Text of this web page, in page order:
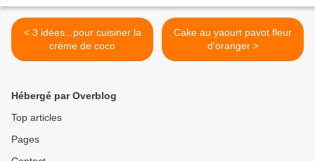
< 3 idées...pour cuisiner la
crème de coco
Cake au yaourt pavot fleur
d'oranger >
Hébergé par Overblog
Top articles
Pages